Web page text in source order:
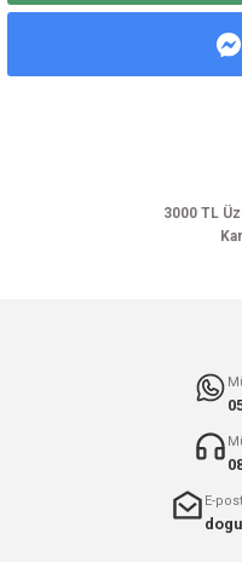
Ürün resmi kalitesiz, bozuk
3000 TL
E-